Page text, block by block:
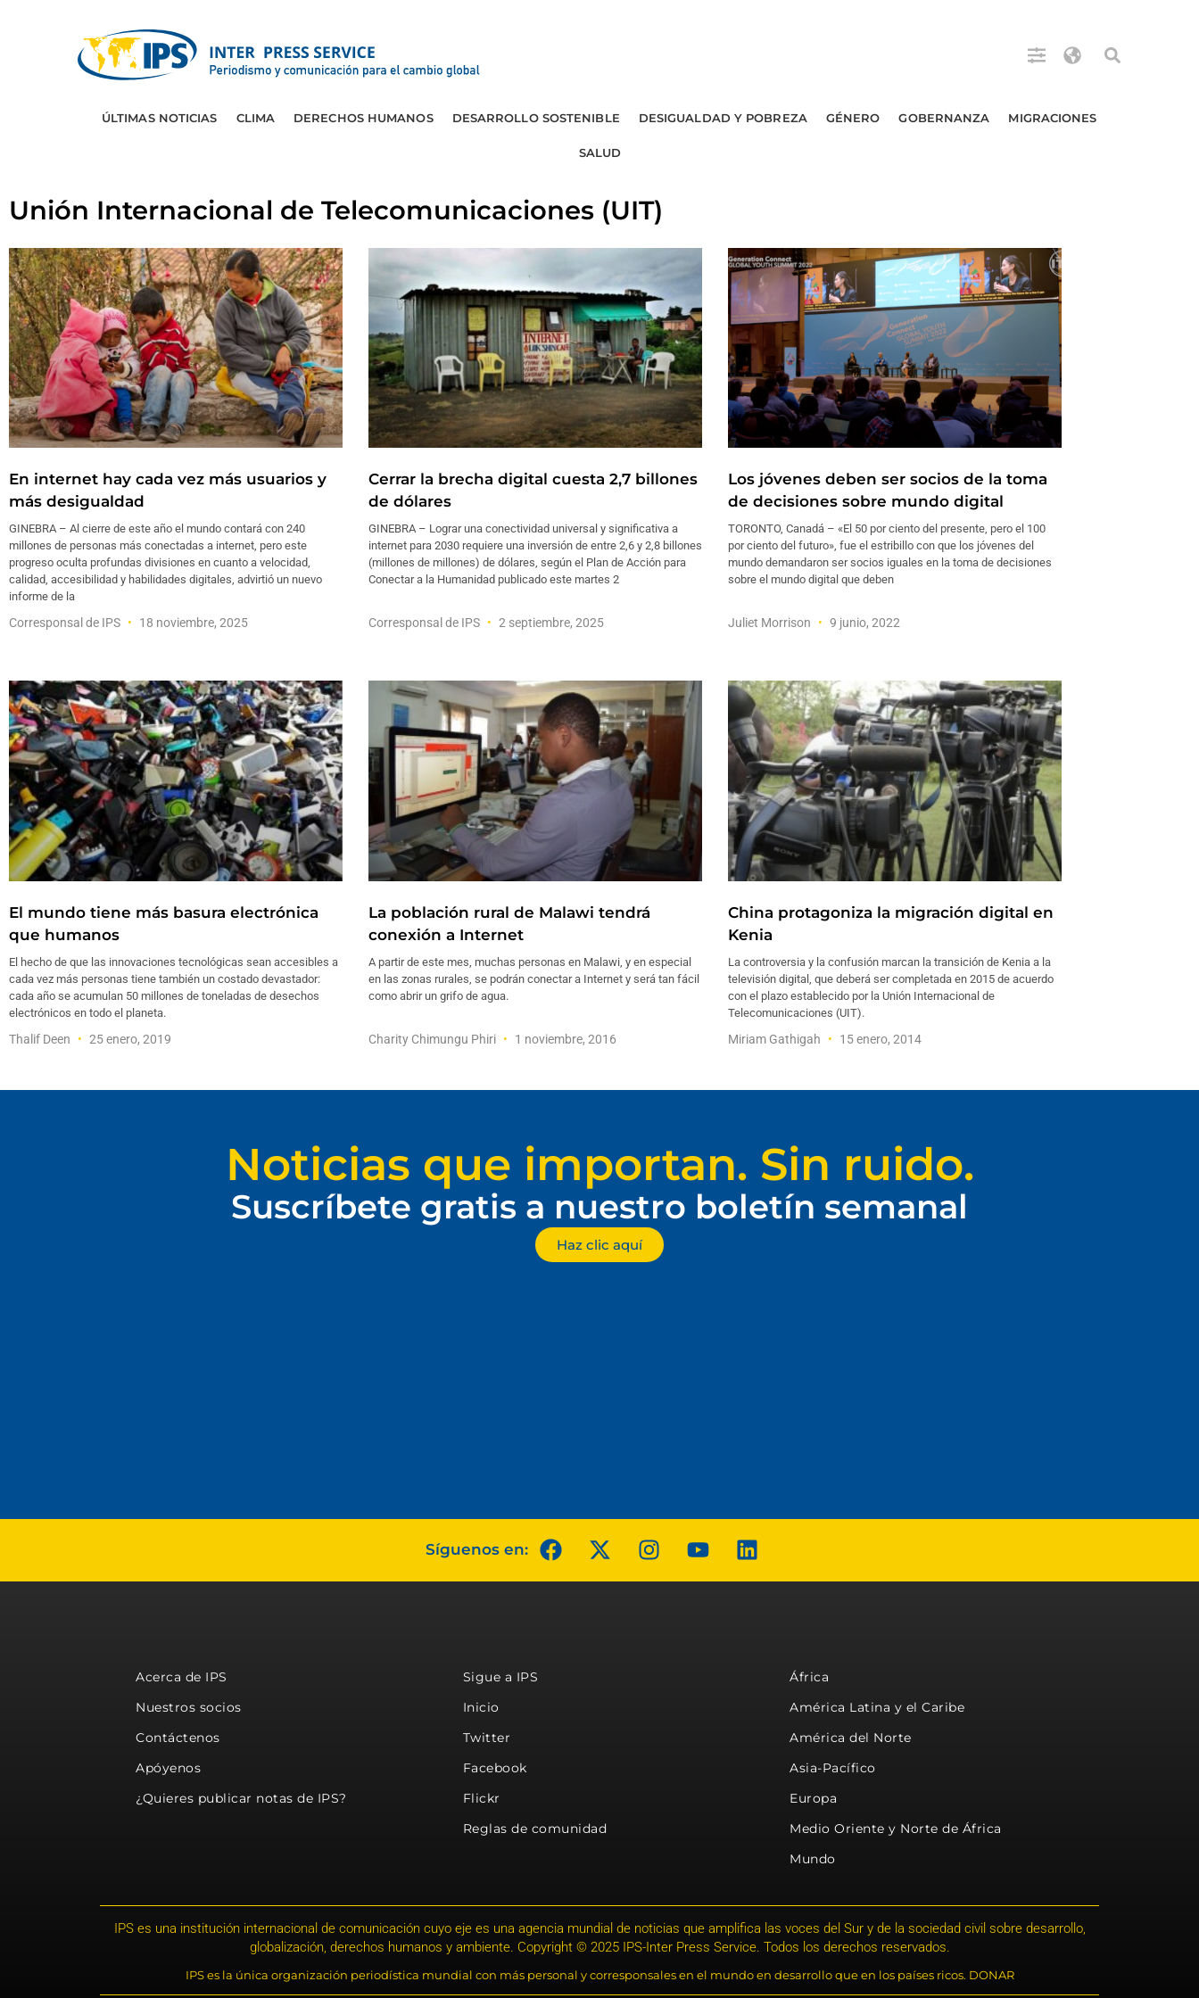
ÚLTIMAS NOTICIAS CLIMA DERECHOS HUMANOS DESARROLLO SOSTENIBLE DESIGUALDAD Y POBREZA GÉNERO GOBERNANZA MIGRACIONES
SALUD
Unión Internacional de Telecomunicaciones (UIT)
En internet hay cada vez más usuarios y
más desigualdad
GINEBRA – Al cierre de este año el mundo contará con 240
millones de personas más conectadas a internet, pero este
progreso oculta profundas divisiones en cuanto a velocidad,
calidad, accesibilidad y habilidades digitales, advirtió un nuevo
informe de la
Corresponsal de IPS 18 noviembre, 2025
Cerrar la brecha digital cuesta 2,7 billones
de dólares
GINEBRA – Lograr una conectividad universal y significativa a
internet para 2030 requiere una inversión de entre 2,6 y 2,8 billones
(millones de millones) de dólares, según el Plan de Acción para
Conectar a la Humanidad publicado este martes 2
Corresponsal de IPS 2 septiembre, 2025
Los jóvenes deben ser socios de la toma
de decisiones sobre mundo digital
TORONTO, Canadá – «El 50 por ciento del presente, pero el 100
por ciento del futuro», fue el estribillo con que los jóvenes del
mundo demandaron ser socios iguales en la toma de decisiones
sobre el mundo digital que deben
Juliet Morrison 9 junio, 2022
El mundo tiene más basura electrónica
que humanos
El hecho de que las innovaciones tecnológicas sean accesibles a
cada vez más personas tiene también un costado devastador:
cada año se acumulan 50 millones de toneladas de desechos
electrónicos en todo el planeta.
Thalif Deen 25 enero, 2019
La población rural de Malawi tendrá
conexión a Internet
A partir de este mes, muchas personas en Malawi, y en especial
en las zonas rurales, se podrán conectar a Internet y será tan fácil
como abrir un grifo de agua.
Charity Chimungu Phiri 1 noviembre, 2016
China protagoniza la migración digital en
Kenia
La controversia y la confusión marcan la transición de Kenia a la
televisión digital, que deberá ser completada en 2015 de acuerdo
con el plazo establecido por la Unión Internacional de
Telecomunicaciones (UIT).
Miriam Gathigah 15 enero, 2014
Noticias que importan. Sin ruido.
Suscríbete gratis a nuestro boletín semanal
Haz clic aquí
Síguenos en:
Acerca de IPS
Nuestros socios
Contáctenos
Apóyenos
¿Quieres publicar notas de IPS?
Sigue a IPS
Inicio
Twitter
Facebook
Flickr
Reglas de comunidad
África
América Latina y el Caribe
América del Norte
Asia-Pacífico
Europa
Medio Oriente y Norte de África
Mundo
IPS es una institución internacional de comunicación cuyo eje es una agencia mundial de noticias que amplifica las voces del Sur y de la sociedad civil sobre desarrollo,
globalización, derechos humanos y ambiente. Copyright © 2025 IPS-Inter Press Service. Todos los derechos reservados.
IPS es la única organización periodística mundial con más personal y corresponsales en el mundo en desarrollo que en los países ricos. DONAR